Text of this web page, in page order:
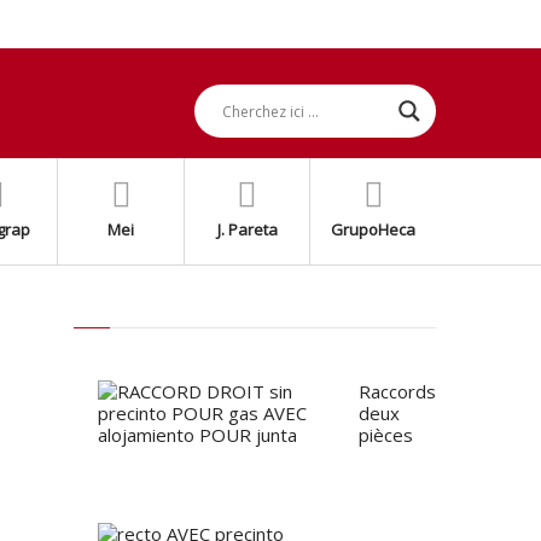
Mei J. Pareta GrupoHeca
Raccords
deux
pièces